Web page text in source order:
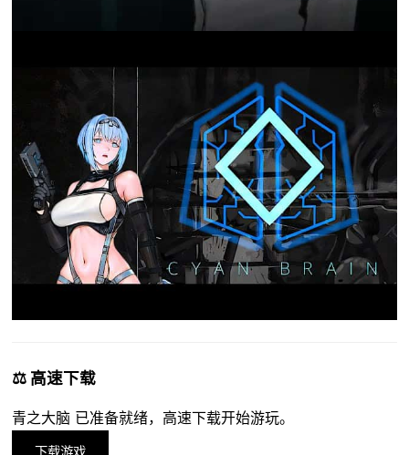
⚖️ 高速下载
青之大脑 已准备就绪，高速下载开始游玩。